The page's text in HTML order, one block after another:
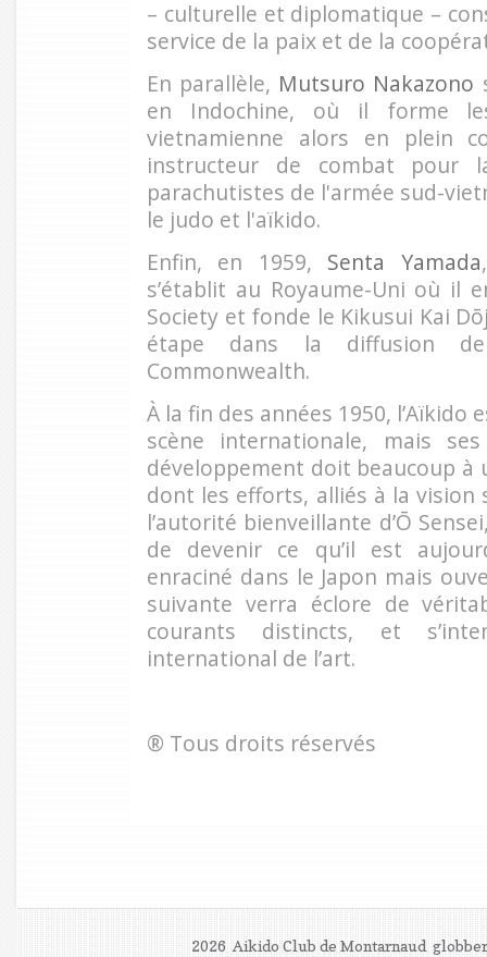
– culturelle et diplomatique –
service de la paix et de la
En parallèle, Mutsuro Nakazono
en Indochine, où il forme
vietnamienne alors en plein
instructeur de combat pour
parachutistes de l'armée sud-
le judo et l'aïkido.
Enfin, en 1959, Senta Yamada
s’établit au Royaume-Uni où il
Society et fonde le Kikusui Kai
étape dans la diffusion
Commonwealth.
À la fin des années 1950,
scène internationale, mais
développement doit beaucoup à
dont les efforts, alliés à la
l’autorité bienveillante d’Ō
de devenir ce qu’il est
enraciné dans le Japon mais
suivante verra éclore de
courants distincts, et
international de l’art.
® Tous droits réservés
2026 Aikido Club de Montarnaud